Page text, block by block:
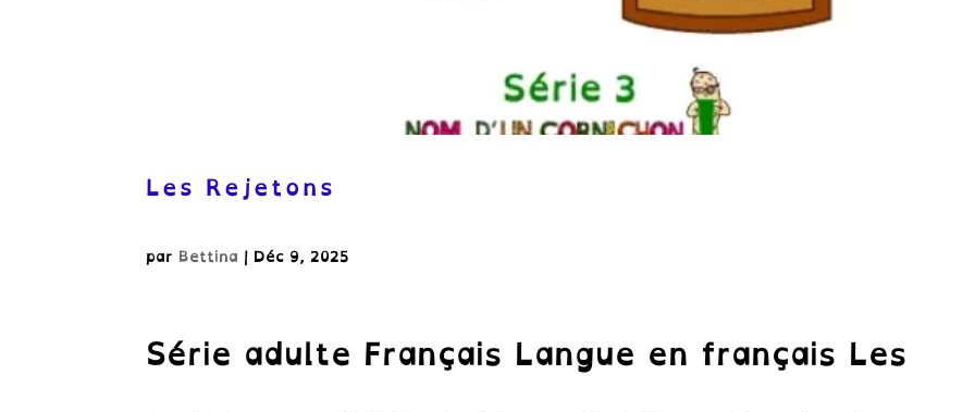
Les Rejetons
par Bettina | Déc 9, 2025
Série adulte Français Langue en français Les